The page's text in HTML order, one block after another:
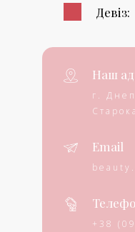
Девіз:
Наш
г.
Email
+38